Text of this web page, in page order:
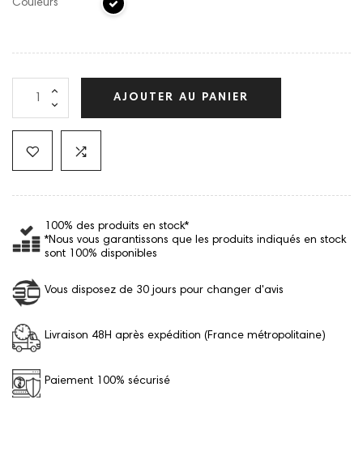
Couleurs
AJOUTER AU PANIER
100% des produits en stock*
*Nous vous garantissons que les produits indiqués en stock
sont 100% disponibles
Vous disposez de 30 jours pour changer d'avis
Livraison 48H après expédition (France métropolitaine)
Paiement 100% sécurisé